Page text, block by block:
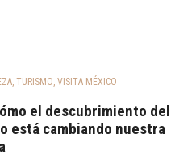
, TURISMO, VISITA MÉXICO
el descubrimiento del
está cambiando nuestra